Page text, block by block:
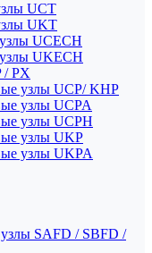
UCT
UKT
UCECH
UKECH
/ PX
узлы UCP/ KHP
узлы UCPA
узлы UCPH
узлы UKP
узлы UKPA
SAFD / SBFD /